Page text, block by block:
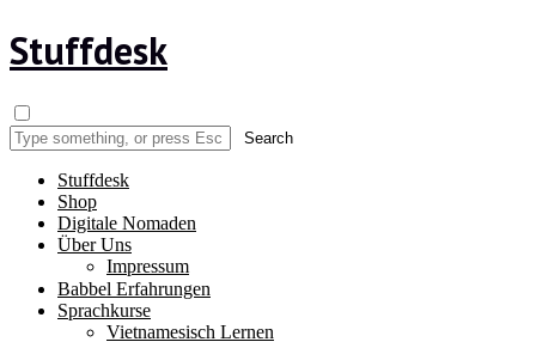
Stuffdesk
Stuffdesk
Shop
Digitale Nomaden
Über Uns
Impressum
Babbel Erfahrungen
Sprachkurse
Vietnamesisch Lernen